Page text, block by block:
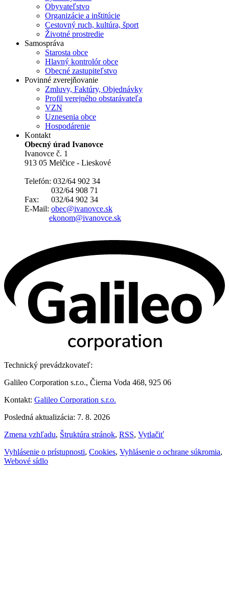
Obyvateľstvo
Organizácie a inštitúcie
Cestovný ruch, kultúra, šport
Životné prostredie
Samospráva
Starosta obce
Hlavný kontrolór obce
Obecné zastupiteľstvo
Povinné zverejňovanie
Zmluvy, Faktúry, Objednávky
Profil verejného obstarávateľa
VZN
Uznesenia obce
Hospodárenie
Kontakt
Obecný úrad Ivanovce
Ivanovce č. 1
913 05 Melčice - Lieskové
Telefón: 032/64 902 34
032/64 908 71
Fax: 032/64 902 34
E-Mail: obec@ivanovce.sk
ekonom@ivanovce.sk
Technický prevádzkovateľ:
Galileo Corporation s.r.o., Čierna Voda 468, 925 06
Kontakt: Galileo Corporation s.r.o.
Posledná aktualizácia: 7. 8. 2026
Zmena vzhľadu, Štruktúra stránok, RSS, Vytlačiť
Vyhlásenie o prístupnosti, Cookies, Vyhlásenie o ochrane súkromia,
Webové sídlo